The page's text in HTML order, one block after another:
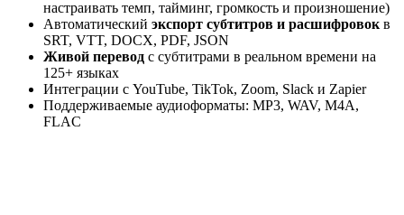
настраивать темп, тайминг, громкость и произношение)
Автоматический экспорт субтитров и расшифровок в
SRT, VTT, DOCX, PDF, JSON
Живой перевод с субтитрами в реальном времени на
125+ языках
Интеграции с YouTube, TikTok, Zoom, Slack и Zapier
Поддерживаемые аудиоформаты: MP3, WAV, M4A,
FLAC